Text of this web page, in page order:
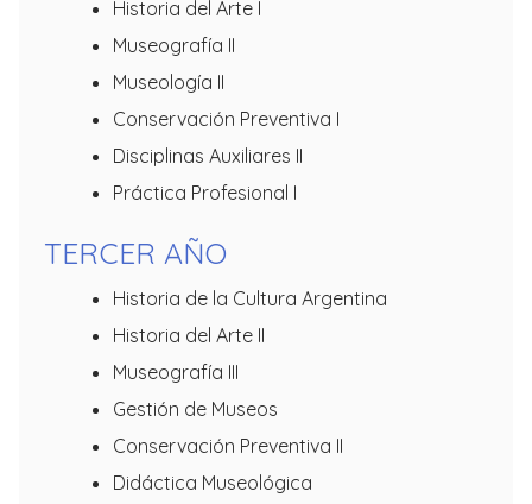
Historia del Arte I
Museografía II
Museología II
Conservación Preventiva I
Disciplinas Auxiliares II
Práctica Profesional I
TERCER AÑO
Historia de la Cultura Argentina
Historia del Arte II
Museografía III
Gestión de Museos
Conservación Preventiva II
Didáctica Museológica